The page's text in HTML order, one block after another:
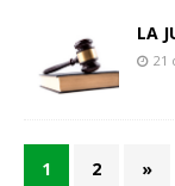
LA
21
1 2 »